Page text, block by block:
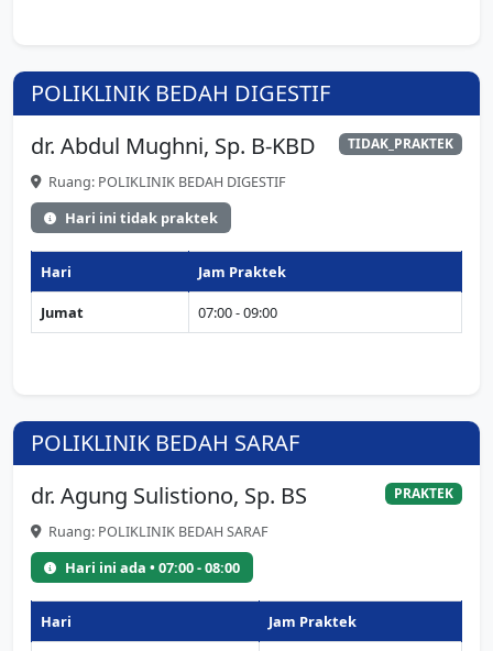
POLIKLINIK BEDAH DIGESTIF
dr. Abdul Mughni, Sp. B-KBD
TIDAK_PRAKTEK
Ruang: POLIKLINIK BEDAH DIGESTIF
Hari ini tidak praktek
Hari Jam Praktek
Jumat 07:00 - 09:00
POLIKLINIK BEDAH SARAF
dr. Agung Sulistiono, Sp. BS
PRAKTEK
Ruang: POLIKLINIK BEDAH SARAF
Hari ini ada • 07:00 - 08:00
Hari Jam Praktek